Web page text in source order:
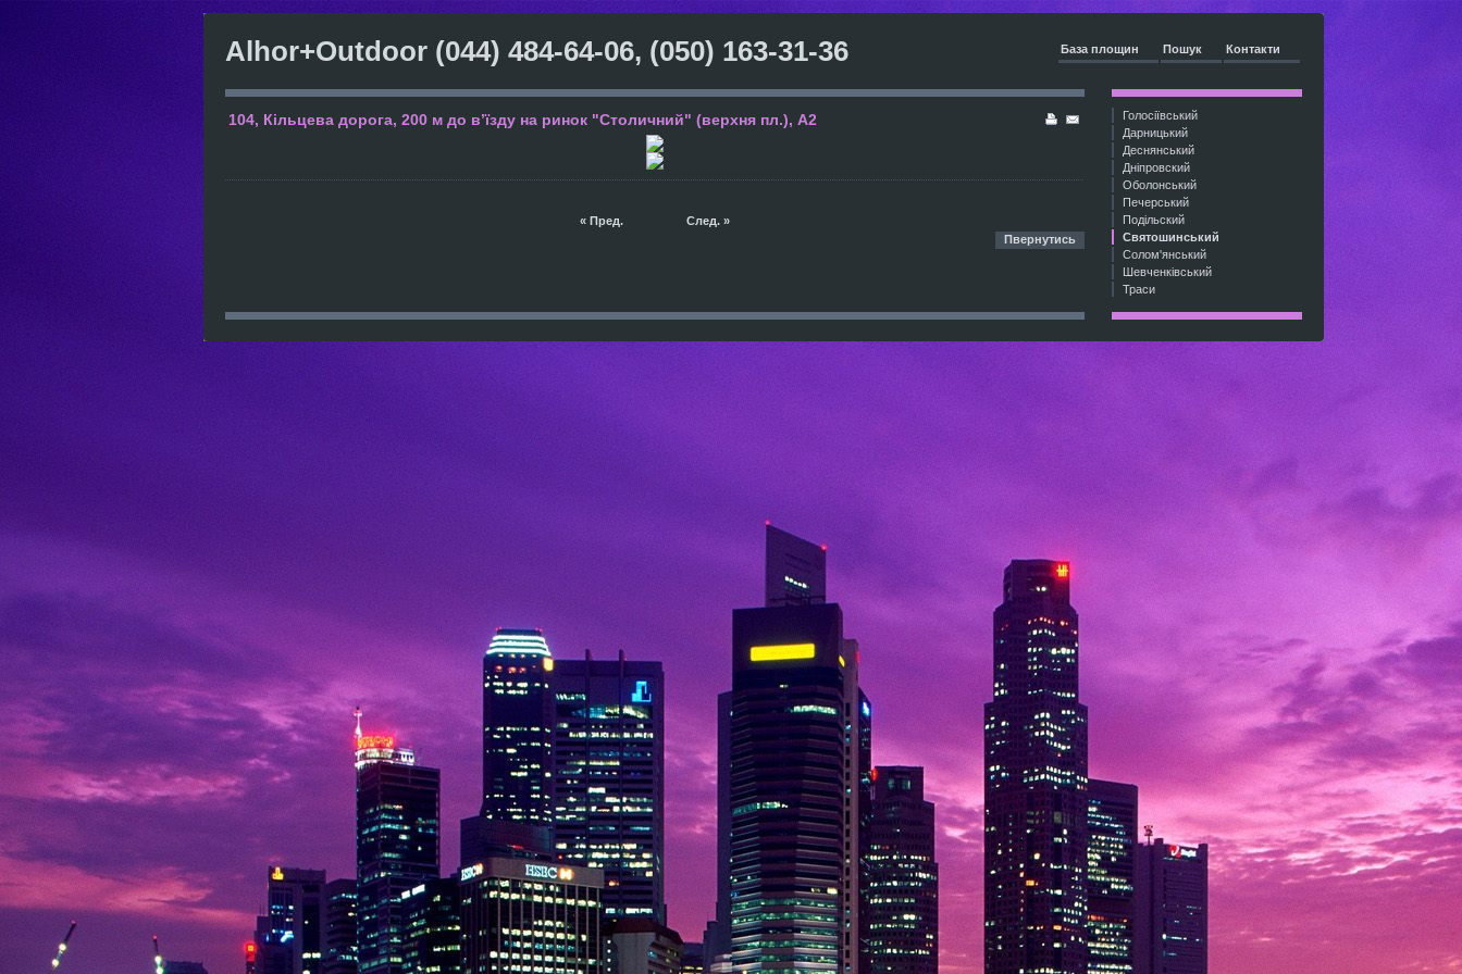
База площин Пошук Контакти
Alhor+Outdoor (044) 484-64-06, (050) 163-31-36
Голосіївський
Дарницький
Деснянський
Дніпровский
Оболонський
Печерський
Подільский
Святошинський
Солом'янський
Шевченківський
Траси
104, Кільцева дорога, 200 м до в’їзду на ринок "Столичний" (верхня пл.), А2
« Пред.
След. »
Пвернутись